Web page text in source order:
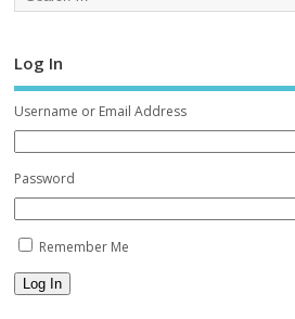
Log In
Username or Email Address
Password
Remember Me
Log In